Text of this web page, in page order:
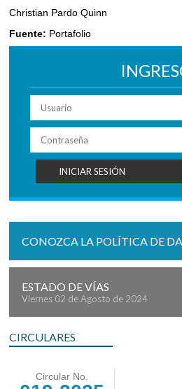
Christian Pardo Quinn
Fuente: Portafolio
CONOZCA LA POLÍTICA DE
ESTADO DE VÍAS
Viernes 02 de Agosto de 2024
CIRCULARES
Circular No.